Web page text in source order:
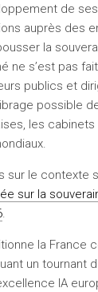
de
auprès des
la
ne s’est pas
publics et
possible
les
sur le contexte
sur la
.
la France
un tournant
IA